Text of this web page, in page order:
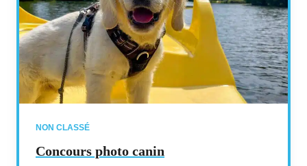
NON CLASSÉ
Concours photo canin